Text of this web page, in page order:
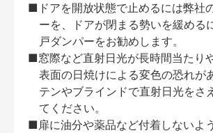
■ドアを開放状態で止めるには弊社
ーを、ドアが閉まる勢いを緩める
戸ダンパーをお勧めします。
■窓際など直射日光が長時間当たり
表面の日焼けによる変色の恐れが
テンやブラインドで直射日光をさ
てください。
■扉に油分や薬品など付着しないよ